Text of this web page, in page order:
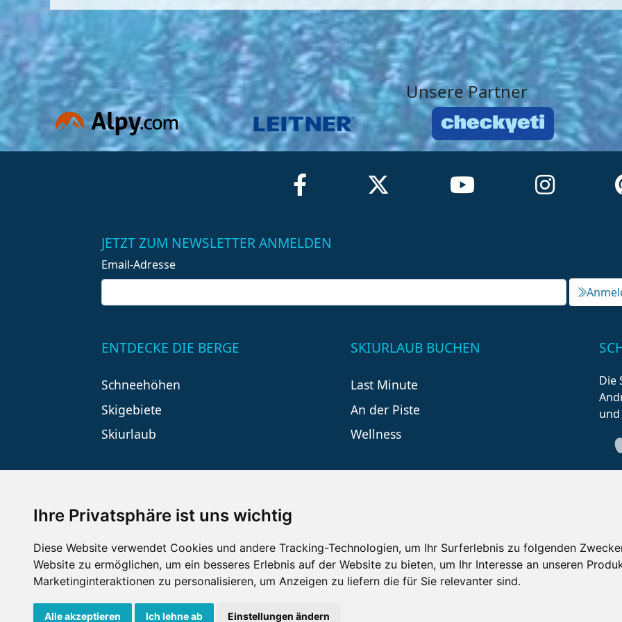
Ihre Privatsphäre ist uns wichtig
Diese Website verwendet Cookies und andere Tracking-Technologien, um Ihr Surferlebnis zu folgenden
Website zu ermöglichen, um ein besseres Erlebnis auf der Website zu bieten, um Ihr Interesse an unseren
Marketinginteraktionen zu personalisieren, um Anzeigen zu liefern die für Sie relevanter sind.
Alle akzeptieren Ich lehne ab Einstellungen ändern
Unsere Partner
JETZT ZUM NEWSLETTER ANMELDEN
Email-Adresse
ENTDECKE DIE BERGE
Schneehöhen
Skigebiete
Skiurlaub
SKIURLAUB BUCHEN
Last Minute
An der Piste
Wellness
Die
Impressum Datenschutz Nutzungsbedingungen Kontakt Partner Portale